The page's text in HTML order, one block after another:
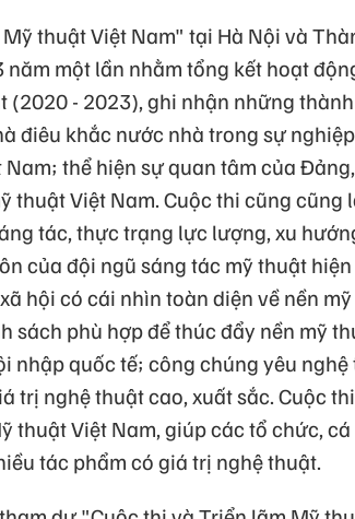
thuật Việt Nam" tại Hà Nội và
một lần nhằm tổng kết hoạt
(2020 - 2023), ghi nhận những
điêu khắc nước nhà trong sự
thể hiện sự quan tâm của
thuật Việt Nam. Cuộc thi cũng cũng
tác, thực trạng lực lượng, xu
của đội ngũ sáng tác mỹ thuật
hội có cái nhìn toàn diện về nền
sách phù hợp để thúc đẩy nền mỹ
nhập quốc tế; công chúng yêu
trị nghệ thuật cao, xuất sắc. Cuộc
thuật Việt Nam, giúp các tổ chức,
tác phẩm có giá trị nghệ thuật.